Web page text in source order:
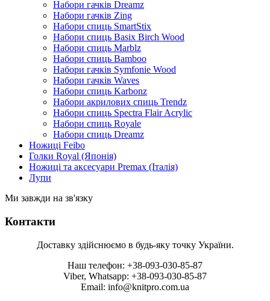
Набори гачків Dreamz
Набори гачків Zing
Набори спиць SmartStix
Набори спиць Basix Birch Wood
Набори спиць Marblz
Набори спиць Bamboo
Набори гачків Symfonie Wood
Набори гачків Waves
Набори спиць Karbonz
Набори акрилових спиць Trendz
Набори спиць Spectra Flair Acrylic
Набори спиць Royale
Набори спиць Dreamz
Ножиці Feibo
Голки Royal (Японія)
Ножиці та аксесуари Premax (Італія)
Лупи
Ми завжди на зв'язку
Контакти
Доставку здійснюємо в будь-яку точку України.
Наш телефон: +38-093-030-85-87
Viber, Whatsapp: +38-093-030-85-87
Email: info@knitpro.com.ua